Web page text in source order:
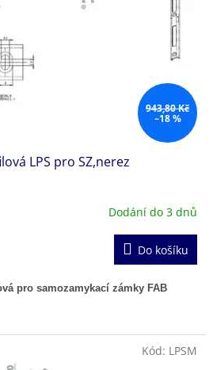
943,80 Kč
–18 %
LPS pro SZ,nerez
Dodání do 3 dnů
Do košíku
pro samozamykací zámky FAB
Kód: LPSM